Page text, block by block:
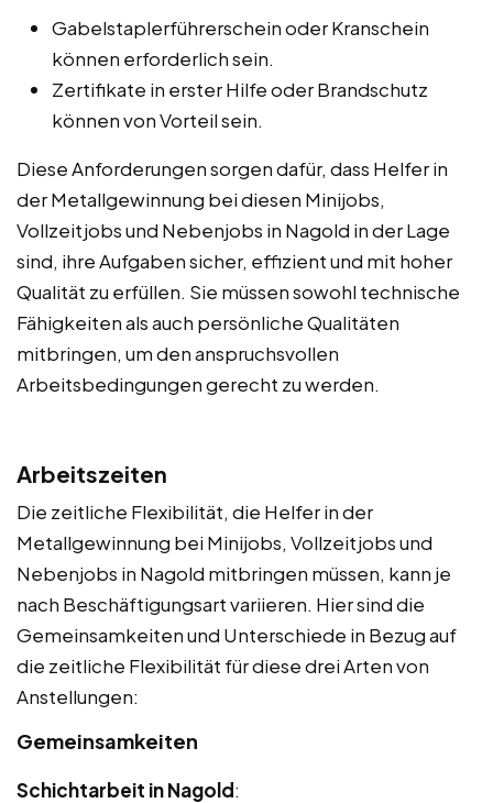
Gabelstaplerführerschein oder Kranschein
können erforderlich sein.
Zertifikate in erster Hilfe oder Brandschutz
können von Vorteil sein.
Diese Anforderungen sorgen dafür, dass Helfer in
der Metallgewinnung bei diesen Minijobs,
Vollzeitjobs und Nebenjobs in Nagold in der Lage
sind, ihre Aufgaben sicher, effizient und mit hoher
Qualität zu erfüllen. Sie müssen sowohl technische
Fähigkeiten als auch persönliche Qualitäten
mitbringen, um den anspruchsvollen
Arbeitsbedingungen gerecht zu werden.
Arbeitszeiten
Die zeitliche Flexibilität, die Helfer in der
Metallgewinnung bei Minijobs, Vollzeitjobs und
Nebenjobs in Nagold mitbringen müssen, kann je
nach Beschäftigungsart variieren. Hier sind die
Gemeinsamkeiten und Unterschiede in Bezug auf
die zeitliche Flexibilität für diese drei Arten von
Anstellungen:
Gemeinsamkeiten
Schichtarbeit in Nagold: